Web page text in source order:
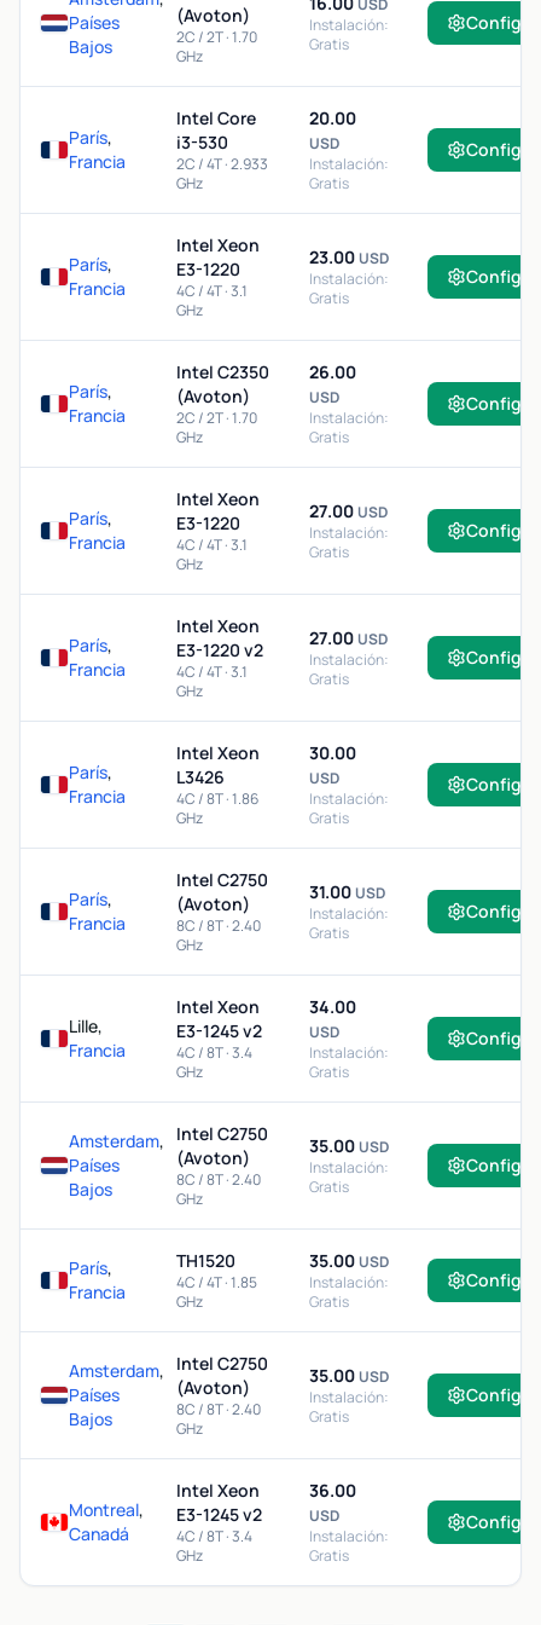
Países
Bajos
(Avoton)
2C / 2T · 1.70
GHz
USD
Instalación:
Gratis
París,
Francia
Intel Core
i3-530
2C / 4T · 2.933
GHz
20.00
USD
Instalación:
Gratis
París,
Francia
Intel Xeon
E3-1220
4C / 4T · 3.1
GHz
23.00USD
Instalación:
Gratis
París,
Francia
Intel C2350
(Avoton)
2C / 2T · 1.70
GHz
26.00
USD
Instalación:
Gratis
París,
Francia
Intel Xeon
E3-1220
4C / 4T · 3.1
GHz
27.00USD
Instalación:
Gratis
París,
Francia
Intel Xeon
E3-1220 v2
4C / 4T · 3.1
GHz
27.00USD
Instalación:
Gratis
París,
Francia
Intel Xeon
L3426
4C / 8T · 1.86
GHz
30.00
USD
Instalación:
Gratis
París,
Francia
Intel C2750
(Avoton)
8C / 8T · 2.40
GHz
31.00USD
Instalación:
Gratis
Lille,
Francia
Intel Xeon
E3-1245 v2
4C / 8T · 3.4
GHz
34.00
USD
Instalación:
Gratis
Amsterdam,
Países
Bajos
Intel C2750
(Avoton)
8C / 8T · 2.40
GHz
35.00USD
Instalación:
Gratis
París,
Francia
TH1520
4C / 4T · 1.85
GHz
35.00USD
Instalación:
Gratis
Amsterdam,
Países
Bajos
Intel C2750
(Avoton)
8C / 8T · 2.40
GHz
35.00USD
Instalación:
Gratis
Montreal,
Canadá
Intel Xeon
E3-1245 v2
4C / 8T · 3.4
GHz
36.00
USD
Instalación:
Gratis